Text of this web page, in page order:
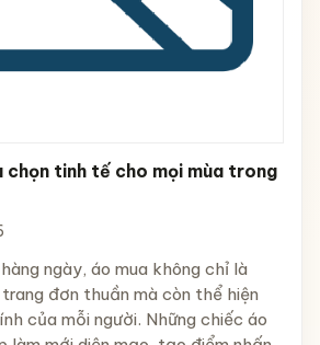
chọn tinh tế cho mọi mùa trong
ngày, áo mua không chỉ là
đơn thuần mà còn thể hiện
của mỗi người. Những chiếc áo